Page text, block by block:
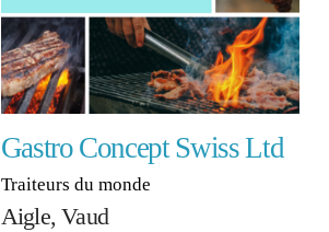
Gastro Concept Swiss Ltd
Traiteurs du monde
Aigle, Vaud